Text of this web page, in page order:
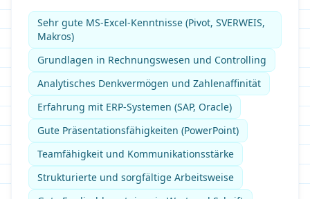
Sehr gute MS-Excel-Kenntnisse (Pivot, SVERWEIS,
Makros)
Grundlagen in Rechnungswesen und Controlling
Analytisches Denkvermögen und Zahlenaffinität
Erfahrung mit ERP-Systemen (SAP, Oracle)
Gute Präsentationsfähigkeiten (PowerPoint)
Teamfähigkeit und Kommunikationsstärke
Strukturierte und sorgfältige Arbeitsweise